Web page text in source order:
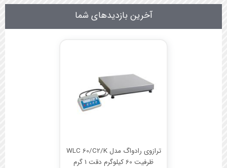
آخرین بازدیدهای شما
ترازوی رادواگ مدل WLC 60/C2/K
ظرفیت 60 کیلوگرم دقت 1 گرم